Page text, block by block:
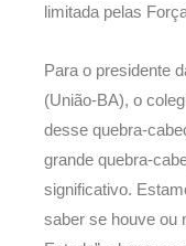
limitada pelas
Para o presidente
(União-BA), o
desse quebra-
grande quebra-
significativo.
saber se houve ou